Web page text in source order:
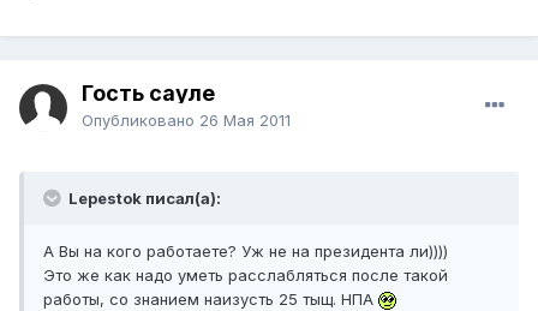
Гость сауле
Опубликовано 26 Мая 2011
Lepestok писал(а):
А Вы на кого работаете? Уж не на президента ли))))
Это же как надо уметь расслабляться после такой
работы, со знанием наизусть 25 тыщ. НПА